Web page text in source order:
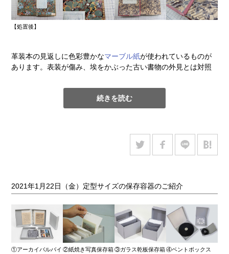
【処置後】
革装本の見返しに色彩豊かなマーブル紙が使われているものが
あります。表装が傷み、埃をかぶった古い書物の外見とは対照
しさに驚くことがあります。マーブル紙は本の装丁の装飾紙と
して欠かせないものの一つです。
1. 見返し紙のマーブル紙をデジタルカメラで撮影します。
2. 画像をExcelのシートに挿入します。Excelのセル幅・高さを1
㎝四方に調整し、セルを利用して画像を原寸大の模様サイズに
なるよう調整します。
続きを読む
2021年1月22日（金）定型サイズの保存容器のご紹介
①アーカイバルバイ ②紙焼き写真保存箱③ガラス乾板保存箱④ベントボックス